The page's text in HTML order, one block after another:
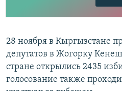
28 ноября в Кыргызстане
депутатов в Жогорку
стране открылись 2435
голосование также